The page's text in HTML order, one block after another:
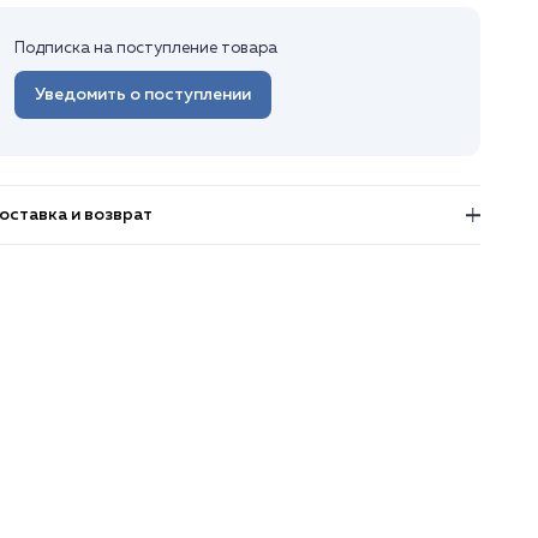
Подписка на поступление товара
Уведомить о поступлении
и возврат